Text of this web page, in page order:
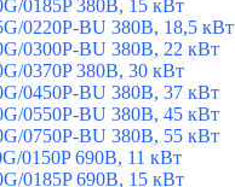
0185P 380В, 15 кВт
0220P-BU 380В, 18,5 кВт
0300P-BU 380В, 22 кВт
0370P 380В, 30 кВт
0450P-BU 380В, 37 кВт
0550P-BU 380В, 45 кВт
0750P-BU 380В, 55 кВт
0150P 690В, 11 кВт
0185P 690В, 15 кВт